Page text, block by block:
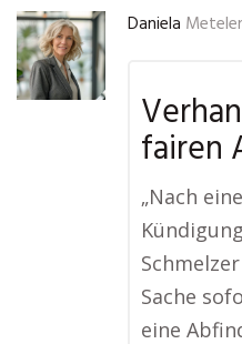
Daniela
fairen
„Nach
Sache
eine